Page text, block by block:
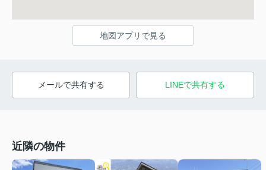
地図アプリで見る
メールで共有する LINEで共有する
近隣の物件